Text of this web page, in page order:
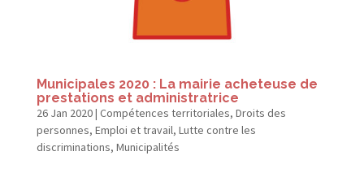
Municipales 2020 : La mairie acheteuse de
prestations et administratrice
26 Jan 2020| Compétences territoriales, Droits des
personnes, Emploi et travail, Lutte contre les
discriminations, Municipalités